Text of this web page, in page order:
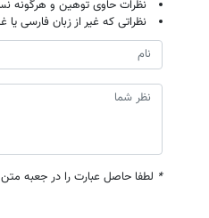
نظرات حاوی توهین و هرگونه
نظراتی که غیر از زبان فارسی
* لطفا حاصل عبارت را در جعبه متن